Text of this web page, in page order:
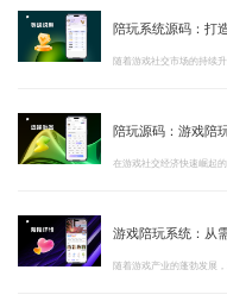
陪玩系统源码：打
陪玩源码：游戏陪
游戏陪玩系统：从